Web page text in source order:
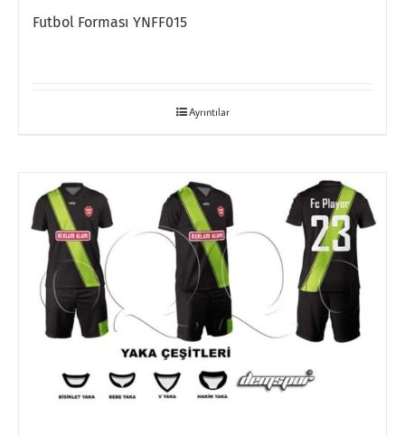
Futbol Forması YNFF015
Ayrıntılar